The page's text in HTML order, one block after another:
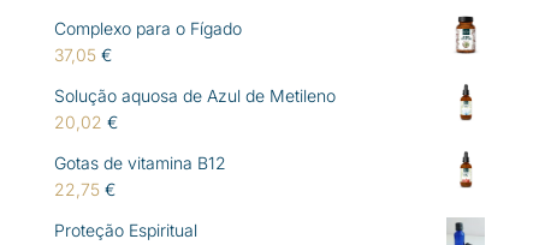
Complexo para o Fígado
37,05 €
Solução aquosa de Azul de Metileno
20,02 €
Gotas de vitamina B12
22,75 €
Proteção Espiritual